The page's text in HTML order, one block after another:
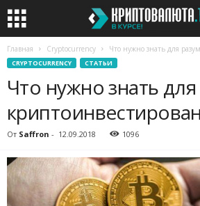
Главная Cryptocurrency Что нужно знать для
CRYPTOCURRENCY СТАТЬИ
Что нужно знать
От Saffron - 12.09.2018 1096